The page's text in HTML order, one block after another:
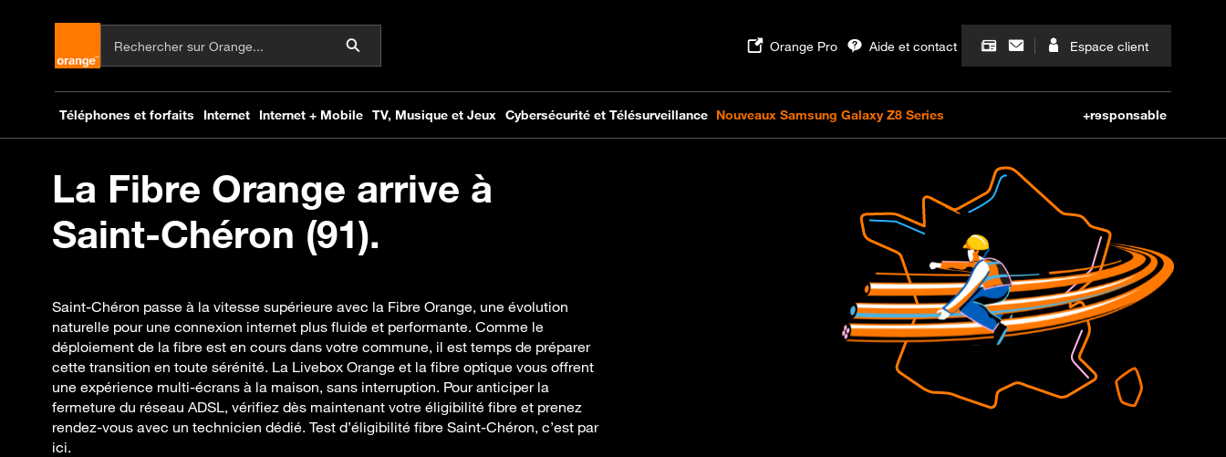
La Fibre Orange arrive à
Saint-Chéron (91).
Saint-Chéron passe à la vitesse supérieure avec la Fibre Orange, une évolution
naturelle pour une connexion internet plus fluide et performante. Comme le
déploiement de la fibre est en cours dans votre commune, il est temps de préparer
cette transition en toute sérénité. La Livebox Orange et la fibre optique vous offrent
une expérience multi-écrans à la maison, sans interruption. Pour anticiper la
fermeture du réseau ADSL, vérifiez dès maintenant votre éligibilité fibre et prenez
rendez-vous avec un technicien dédié. Test d’éligibilité fibre Saint-Chéron, c’est par
ici.